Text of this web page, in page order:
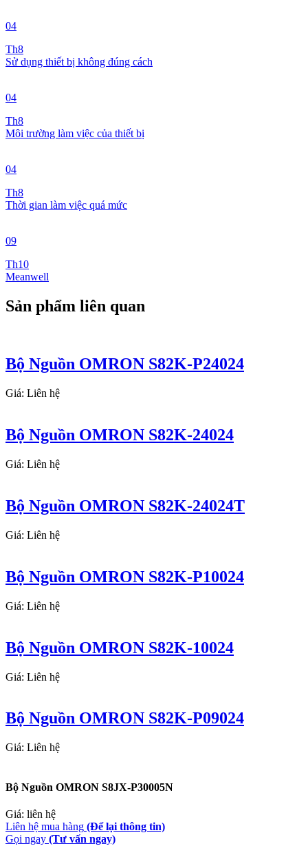
04
Th8
Sử dụng thiết bị không đúng cách
04
Th8
Môi trường làm việc của thiết bị
04
Th8
Thời gian làm việc quá mức
09
Th10
Meanwell
Sản phẩm liên quan
Bộ Nguồn OMRON S82K-P24024
Giá: Liên hệ
Bộ Nguồn OMRON S82K-24024
Giá: Liên hệ
Bộ Nguồn OMRON S82K-24024T
Giá: Liên hệ
Bộ Nguồn OMRON S82K-P10024
Giá: Liên hệ
Bộ Nguồn OMRON S82K-10024
Giá: Liên hệ
Bộ Nguồn OMRON S82K-P09024
Giá: Liên hệ
Bộ Nguồn OMRON S8JX-P30005N
Giá: liên hệ
Liên hệ mua hàng (Để lại thông tin)
Gọi ngay (Tư vấn ngay)